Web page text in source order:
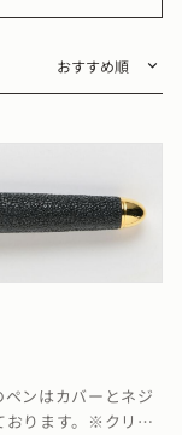
ペンはカバーとネジ
おります。※クリッ